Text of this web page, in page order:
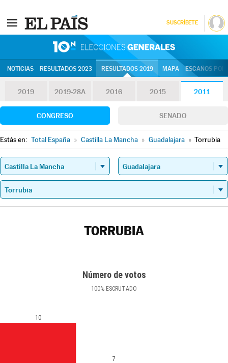
SUSCRÍBETE
NOTICIAS RESULTADOS 2023 RESULTADOS 2019 MAPA ESCAÑOS
2019 2019-28A 2016 2015 2011
CONGRESO SENADO
Estás en: Total España » Castilla La Mancha » Guadalajara » Torrubia
TORRUBIA
Número de votos
100% ESCRUTADO
10
7